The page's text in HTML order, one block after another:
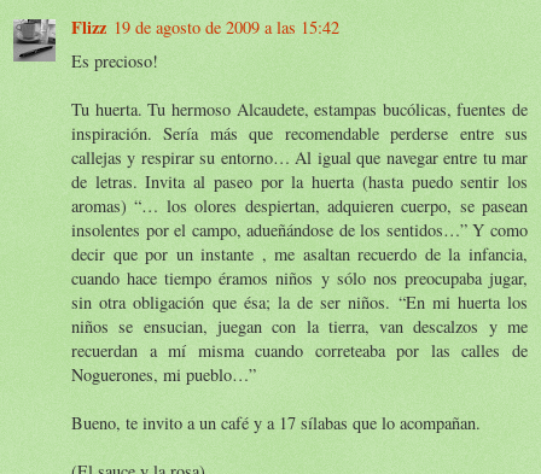
Flizz 19 de agosto de 2009 a las 15:42
Es precioso!
Tu huerta. Tu hermoso Alcaudete, estampas bucólicas, fuentes de
inspiración. Sería más que recomendable perderse entre sus
callejas y respirar su entorno… Al igual que navegar entre tu mar
de letras. Invita al paseo por la huerta (hasta puedo sentir los
aromas) “… los olores despiertan, adquieren cuerpo, se pasean
insolentes por el campo, adueñándose de los sentidos…” Y como
decir que por un instante , me asaltan recuerdo de la infancia,
cuando hace tiempo éramos niños y sólo nos preocupaba jugar,
sin otra obligación que ésa; la de ser niños. “En mi huerta los
niños se ensucian, juegan con la tierra, van descalzos y me
recuerdan a mí misma cuando correteaba por las calles de
Noguerones, mi pueblo…”
Bueno, te invito a un café y a 17 sílabas que lo acompañan.